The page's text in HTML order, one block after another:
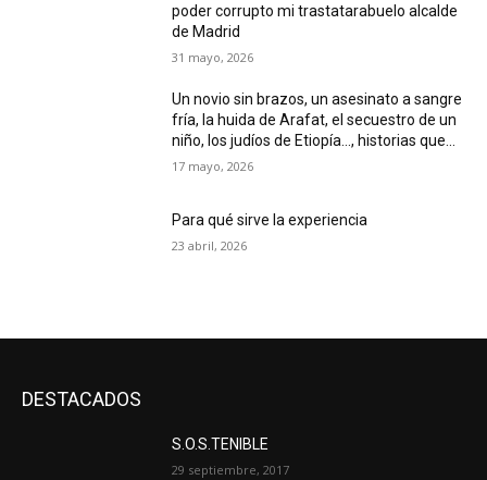
poder corrupto mi trastatarabuelo alcalde
de Madrid
31 mayo, 2026
Un novio sin brazos, un asesinato a sangre
fría, la huida de Arafat, el secuestro de un
niño, los judíos de Etiopía…, historias que...
17 mayo, 2026
Para qué sirve la experiencia
23 abril, 2026
DESTACADOS
S.O.S.TENIBLE
29 septiembre, 2017